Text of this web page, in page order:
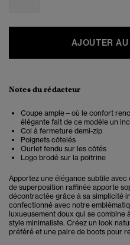
AJOUTER
Notes du rédacteur
Coupe ample – où le confort
élégante fait de ce modèle un
Col à fermeture demi-zip
Poignets côtelés
Ourlet fendu sur les côtés
Logo brodé sur la poitrine
Apportez une élégance subtile
de superposition raffinée apporte
décontractée grâce à sa simplicité
confectionné avec notre
luxueusement doux qui se combine
style minimaliste. Créez un look
préféré et une paire de boots pour